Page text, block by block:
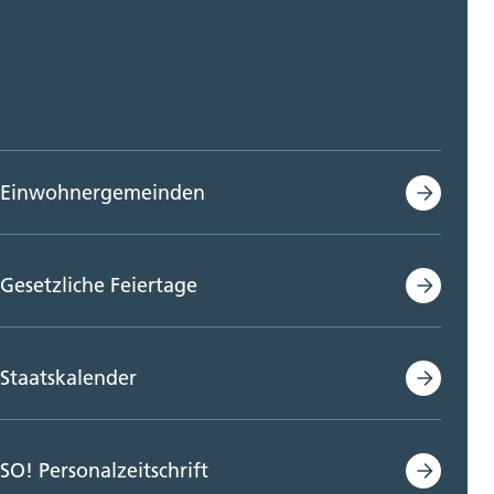
Einwohnergemeinden
Gesetzliche Feiertage
Staatskalender
SO! Personalzeitschrift